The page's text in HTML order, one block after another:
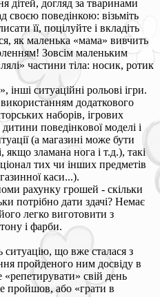
дітей, догляд за тваринами
своєю поведінкою: візьміть
її, поцілуйте і вкладіть
як маленька «мама» вивчить
Зовсім маленьким
частини тіла: носик, ротик
ситуаційні рольові ігри.
додаткового
наборів, ігрових
поведінкової моделі і
(а магазині може бути
якщо зламана нога і т.д.), такі
тих чи інших предметів
каси...).
рахунку грошей - скільки
потрібно дати здачі? Немає
легко виготовити з
і фарби.
що вже сталася з
пройденого ним досвіду в
свій день
пройшов, або «грати в